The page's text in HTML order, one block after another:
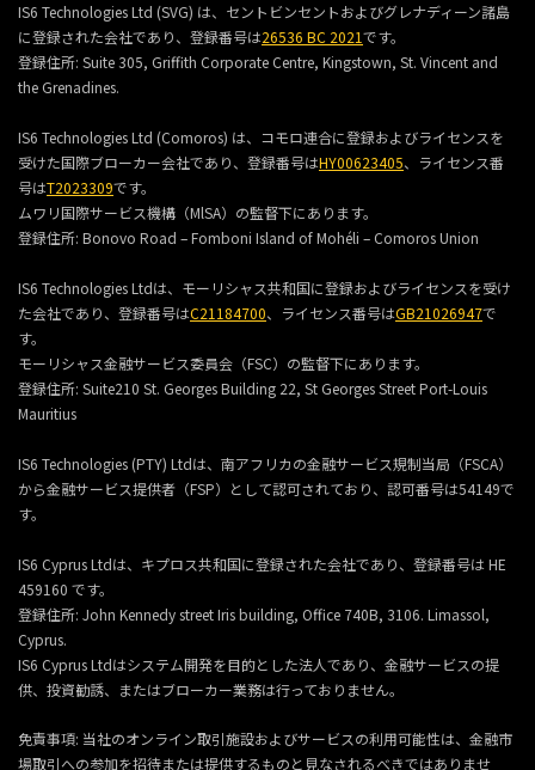
IS6 Technologies Ltd (SVG) は、セントビンセントおよびグレナディーン諸島
に登録された会社であり、登録番号は26536 BC 2021です。
登録住所: Suite 305, Griffith Corporate Centre, Kingstown, St. Vincent and
the Grenadines.
IS6 Technologies Ltd (Comoros) は、コモロ連合に登録およびライセンスを
受けた国際ブローカー会社であり、登録番号はHY00623405、ライセンス番
号はT2023309です。
ムワリ国際サービス機構（MlSA）の監督下にあります。
登録住所: Bonovo Road – Fomboni Island of Mohéli – Comoros Union
IS6 Technologies Ltdは、モーリシャス共和国に登録およびライセンスを受け
た会社であり、登録番号はC21184700、ライセンス番号はGB21026947で
す。
モーリシャス金融サービス委員会（FSC）の監督下にあります。
登録住所: Suite210 St. Georges Building 22, St Georges Street Port-Louis
Mauritius
IS6 Technologies (PTY) Ltdは、南アフリカの金融サービス規制当局（FSCA）
から金融サービス提供者（FSP）として認可されており、認可番号は54149で
す。
IS6 Cyprus Ltdは、キプロス共和国に登録された会社であり、登録番号は HE
459160 です。
登録住所: John Kennedy street Iris building, Office 740B, 3106. Limassol,
Cyprus.
IS6 Cyprus Ltdはシステム開発を目的とした法人であり、金融サービスの提
供、投資勧誘、またはブローカー業務は行っておりません。
免責事項: 当社のオンライン取引施設およびサービスの利用可能性は、金融市
場取引への参加を招待または提供するものと見なされるべきではありませ